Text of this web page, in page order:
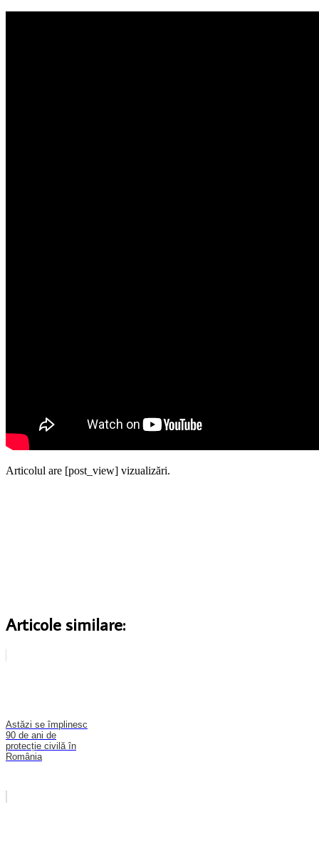
Articolul are [post_view] vizualizări.
Articole similare:
Astăzi se împlinesc
90 de ani de
protecție civilă în
România